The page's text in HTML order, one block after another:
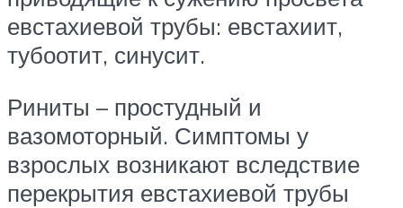
евстахиевой трубы: евстахиит,
тубоотит, синусит.
Риниты – простудный и
вазомоторный. Симптомы у
взрослых возникают вследствие
перекрытия евстахиевой трубы